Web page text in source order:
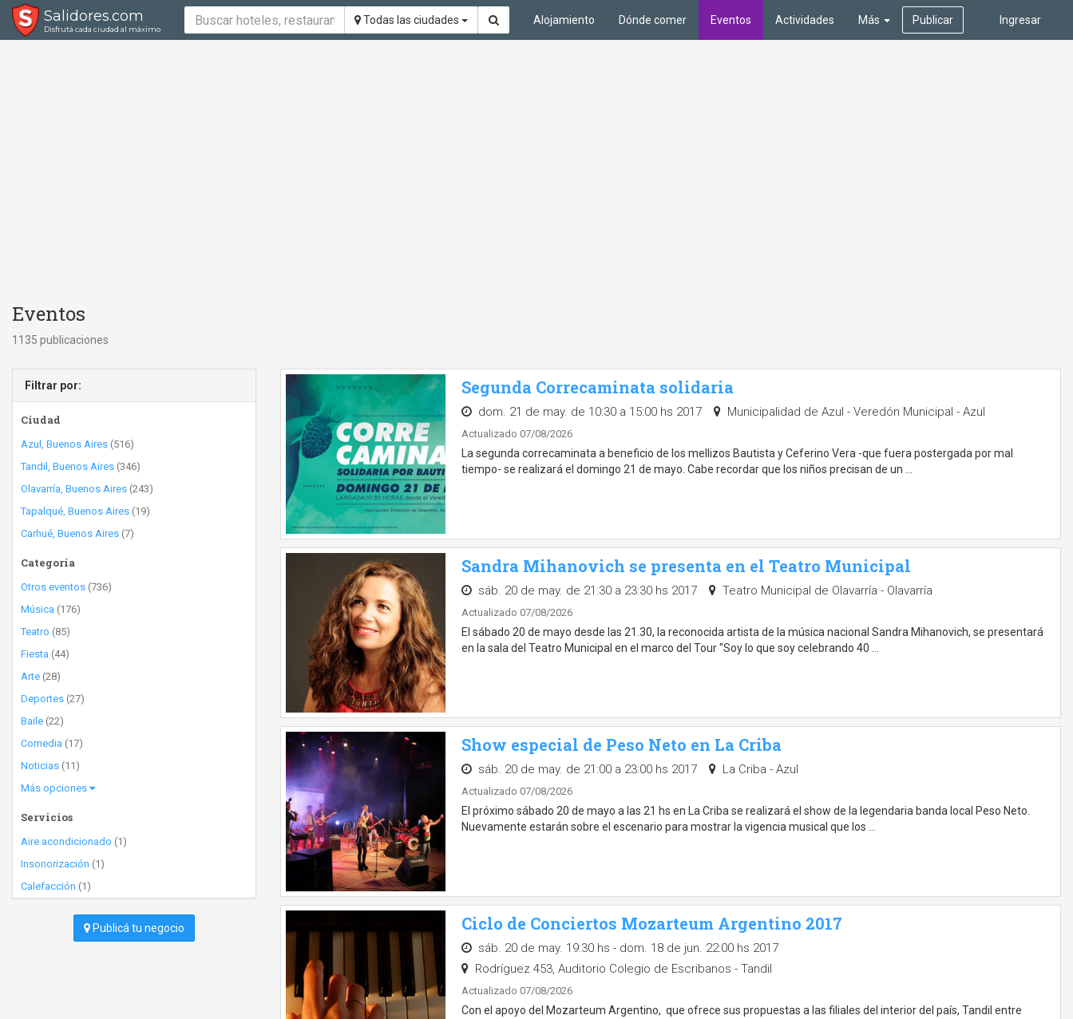
Salidores.com
Disfrutá cada ciudad al máximo
Todas las ciudades Ingresar
Alojamiento Dónde comer Eventos Actividades Más Publicar
Eventos
1135 publicaciones
Filtrar por:
Ciudad
Azul, Buenos Aires (516)
Tandil, Buenos Aires (346)
Olavarría, Buenos Aires (243)
Tapalqué, Buenos Aires (19)
Carhué, Buenos Aires (7)
Categoría
Otros eventos (736)
Música (176)
Teatro (85)
Fiesta (44)
Arte (28)
Deportes (27)
Baile (22)
Comedia (17)
Noticias (11)
Más opciones
Servicios
Aire acondicionado (1)
Insonorización (1)
Calefacción (1)
Publicá tu negocio
Segunda Correcaminata solidaria
dom. 21 de may. de 10:30 a 15:00 hs 2017 Municipalidad de Azul - Veredón Municipal - Azul
Actualizado 07/08/2026
La segunda correcaminata a beneficio de los mellizos Bautista y Ceferino Vera -que fuera postergada por mal
tiempo- se realizará el domingo 21 de mayo. Cabe recordar que los niños precisan de un …
Sandra Mihanovich se presenta en el Teatro Municipal
sáb. 20 de may. de 21:30 a 23:30 hs 2017 Teatro Municipal de Olavarría - Olavarría
Actualizado 07/08/2026
El sábado 20 de mayo desde las 21.30, la reconocida artista de la música nacional Sandra Mihanovich, se presentará
en la sala del Teatro Municipal en el marco del Tour "Soy lo que soy celebrando 40 …
Show especial de Peso Neto en La Criba
sáb. 20 de may. de 21:00 a 23:00 hs 2017 La Criba - Azul
Actualizado 07/08/2026
El próximo sábado 20 de mayo a las 21 hs en La Criba se realizará el show de la legendaria banda local Peso Neto.
Nuevamente estarán sobre el escenario para mostrar la vigencia musical que los …
Ciclo de Conciertos Mozarteum Argentino 2017
sáb. 20 de may. 19:30 hs - dom. 18 de jun. 22:00 hs 2017
Rodríguez 453, Auditorio Colegio de Escribanos - Tandil
Actualizado 07/08/2026
Con el apoyo del Mozarteum Argentino, que ofrece sus propuestas a las filiales del interior del país, Tandil entre